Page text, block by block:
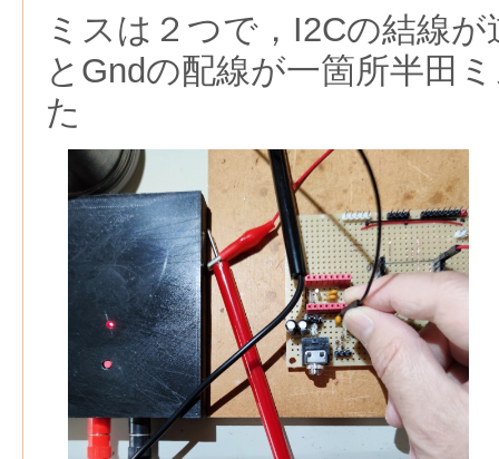
ミスは２つで，I2Cの結線
とGndの配線が一箇所半田
た